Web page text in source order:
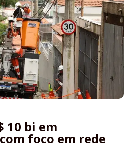
10 bi em
foco em rede